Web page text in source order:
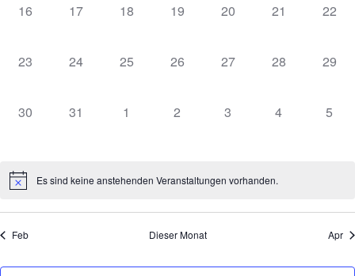
0
16
0
17
0
18
0
19
0
20
0
21
0
22
0
23
0
24
0
25
0
26
0
27
0
28
0
29
0
30
0
31
0
1
0
2
0
3
0
4
0
5
Es sind keine anstehenden Veranstaltungen vorhanden.
Feb Dieser Monat Apr